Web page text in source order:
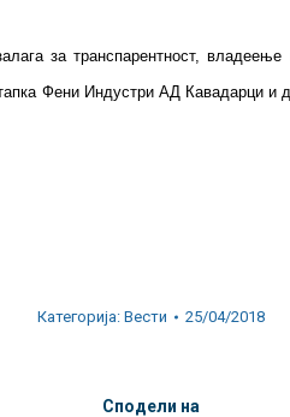
за транспарентност,
Фени Индустри АД Кавадарци и
Категорија: Вести 25/04/2018
Сподели на